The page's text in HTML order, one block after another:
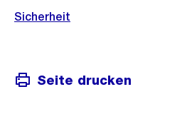
Sicherheit
Seite drucken